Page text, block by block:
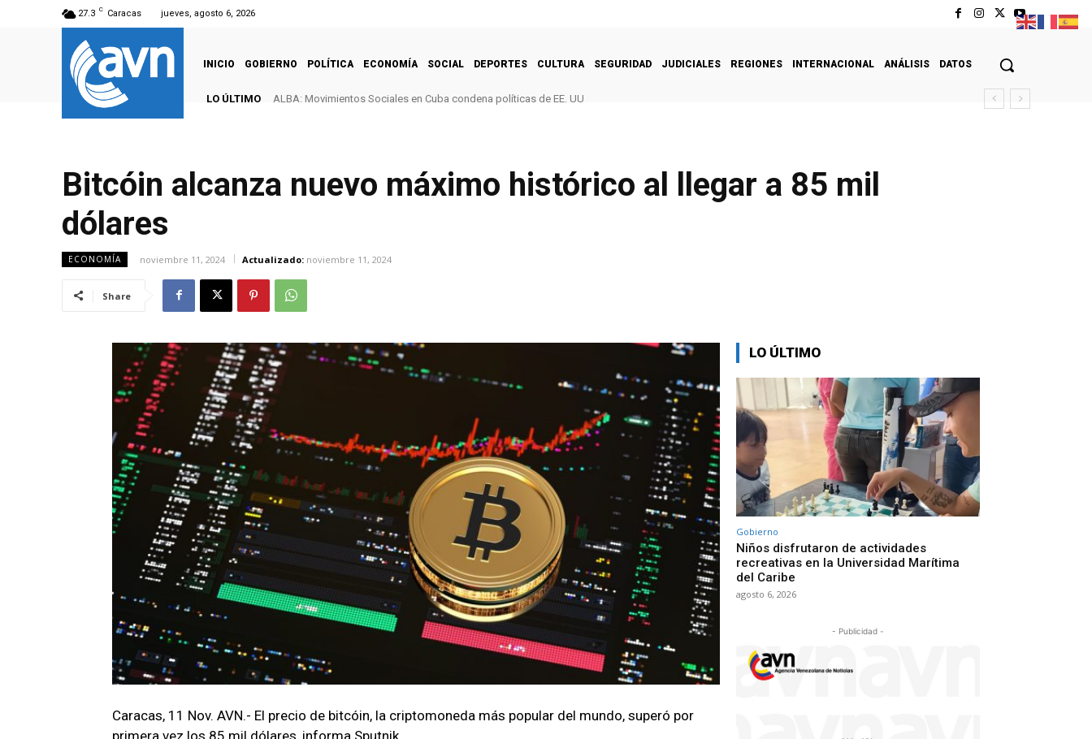
27.3 C Caracas jueves, agosto 6, 2026
INICIO GOBIERNO POLÍTICA ECONOMÍA SOCIAL DEPORTES CULTURA SEGURIDAD JUDICIALES REGIONES INTERNACIONAL ANÁLISIS DATOS
LO ÚLTIMO ALBA: Movimientos Sociales en Cuba condena políticas de EE. UU
Bitcóin alcanza nuevo máximo histórico al llegar a 85 mil
dólares
ECONOMÍA noviembre 11, 2024 Actualizado: noviembre 11, 2024
Share
Caracas, 11 Nov. AVN.- El precio de bitcóin, la criptomoneda más popular del mundo, superó por
primera vez los 85 mil dólares, informa Sputnik.
LO ÚLTIMO
Gobierno
Niños disfrutaron de actividades
recreativas en la Universidad Marítima
del Caribe
agosto 6, 2026
- Publicidad -